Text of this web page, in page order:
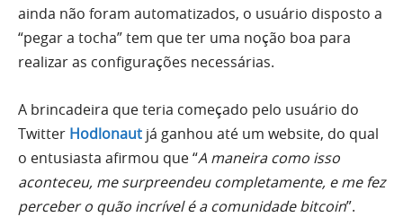
ainda não foram automatizados, o usuário disposto a
“pegar a tocha” tem que ter uma noção boa para
realizar as configurações necessárias.
A brincadeira que teria começado pelo usuário do
Twitter Hodlonaut já ganhou até um website, do qual
o entusiasta afirmou que “A maneira como isso
aconteceu, me surpreendeu completamente, e me fez
perceber o quão incrível é a comunidade bitcoin”.